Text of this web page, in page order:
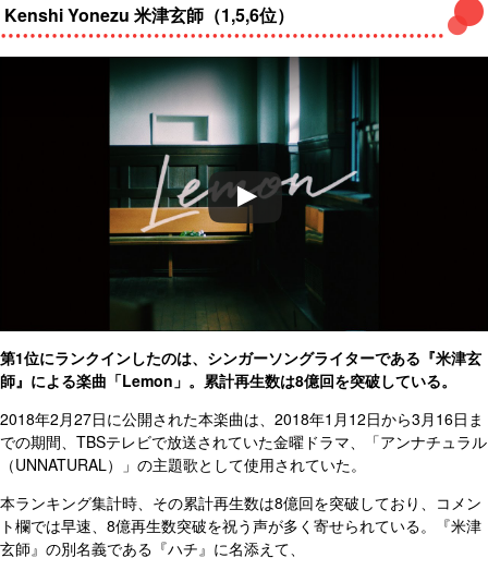
Kenshi Yonezu 米津玄師（1,5,6位）
第1位にランクインしたのは、シンガーソングライターである『米津玄
師』による楽曲「Lemon」。累計再生数は8億回を突破している。
2018年2月27日に公開された本楽曲は、2018年1月12日から3月16日ま
での期間、TBSテレビで放送されていた金曜ドラマ、「アンナチュラル
（UNNATURAL）」の主題歌として使用されていた。
本ランキング集計時、その累計再生数は8億回を突破しており、コメン
ト欄では早速、8億再生数突破を祝う声が多く寄せられている。『米津
玄師』の別名義である『ハチ』に名添えて、